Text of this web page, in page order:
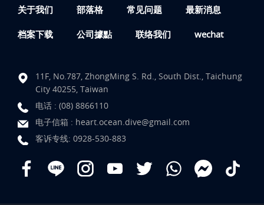
关于我们 部落格 常见问题 最新消息
档案下载 公司據點 联络我们 wechat
11F, No.787, ZhongMing S. Rd., South Dist., Taichung
City 40255, Taiwan
电话 : (08) 8866110
电子信箱 : heart.ocean.dive@gmail.com
客诉专线: 0928-530-883